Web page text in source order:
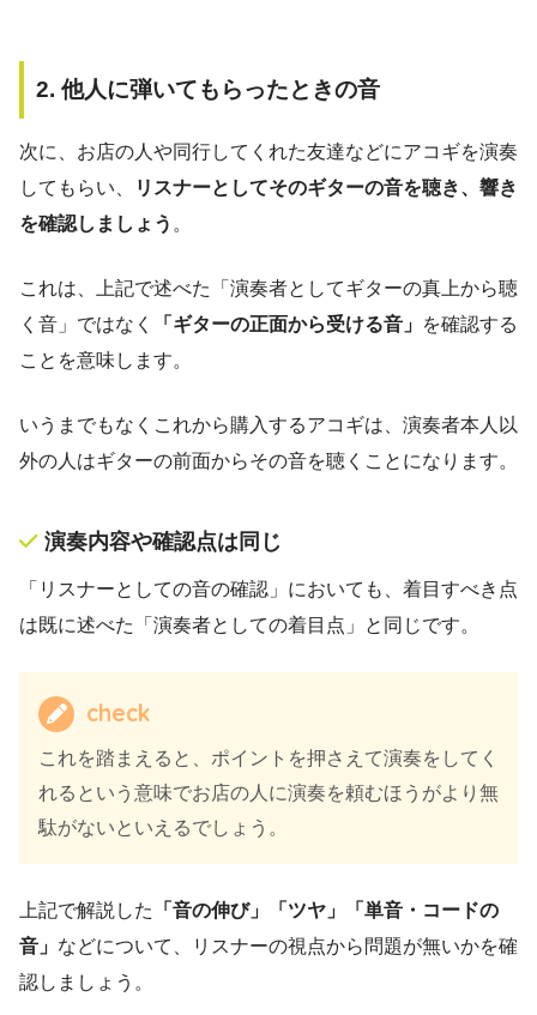
2. 他人に弾いてもらったときの音
次に、お店の人や同行してくれた友達などにアコギを演奏
してもらい、
リスナーとしてそのギターの音を聴き、響き
を確認しましょう 。
これは、上記で述べた「演奏者としてギターの真上から聴
く音」ではなく
「ギターの正面から受ける音」 を確認する
ことを意味します。
いうまでもなくこれから購入するアコギは、演奏者本人以
外の人はギターの前面からその音を聴くことになります。
演奏内容や確認点は同じ
「リスナーとしての音の確認」においても、着目すべき点
は既に述べた「演奏者としての着目点」と同じです。
check
これを踏まえると、ポイントを押さえて演奏をしてく
れるという意味でお店の人に演奏を頼むほうがより無
駄がないといえるでしょう。
上記で解説した
「音の伸び」「ツヤ」「単音・コードの
音」 などについて、リスナーの視点から問題が無いかを確
認しましょう。